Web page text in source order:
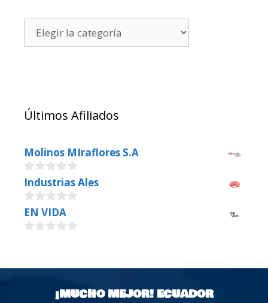
Últimos Afiliados
Molinos MIraflores S.A
0
o
u
t
o
f
Industrias Ales
0
o
u
5
EN VIDA
t
¡MUCHO MEJOR!ECUADOR